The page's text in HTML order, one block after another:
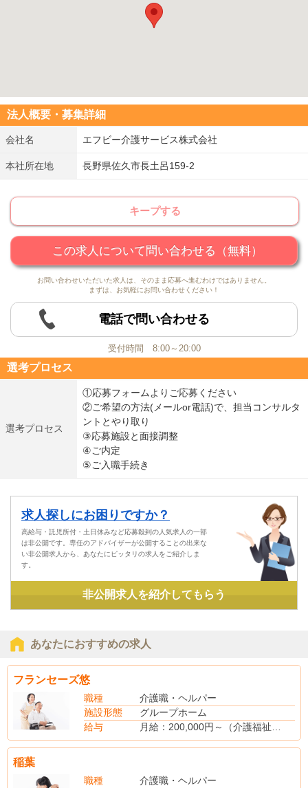
法人概要・募集詳細
会社名 エフビー介護サービス株式会社
本社所在地 長野県佐久市長土呂159-2
キープする
この求人について問い合わせる（無料）
お問い合わせいただいた求人は、そのまま応募へ進むわけではありません。
まずは、お気軽にお問い合わせください！
電話で問い合わせる
受付時間 8:00～20:00
選考プロセス
選考プロセス
①応募フォームよりご応募ください
②ご希望の方法(メールor電話)で、担当コンサルタ
ントとやり取り
③応募施設と面接調整
④ご内定
⑤ご入職手続き
求人探しにお困りですか？
高給与・託児所付・土日休みなど応募殺到の人気求人の一部
は非公開です。専任のアドバイザーが公開することの出来な
い非公開求人から、あなたにピッタリの求人をご紹介しま
す。
非公開求人を紹介してもらう
あなたにおすすめの求人
フランセーズ悠
職種
介護職・ヘルパー
施設形態
グループホーム
給与
※各種手当込み
稲葉
職種
介護職・ヘルパー